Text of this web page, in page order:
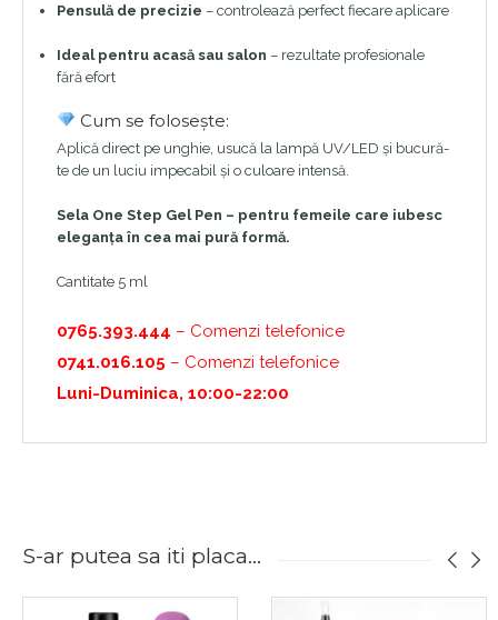
Pensulă de precizie – controlează perfect fiecare aplicare
Ideal pentru acasă sau salon – rezultate profesionale
fără efort
Cum se folosește:
Aplică direct pe unghie, usucă la lampă UV/LED și bucură-
te de un luciu impecabil și o culoare intensă.
Sela One Step Gel Pen – pentru femeile care iubesc
eleganța în cea mai pură formă.
Cantitate 5 ml
0765.393.444 – Comenzi telefonice
0741.016.105 – Comenzi telefonice
Luni-Duminica, 10:00-22:00
S-ar putea sa iti placa...